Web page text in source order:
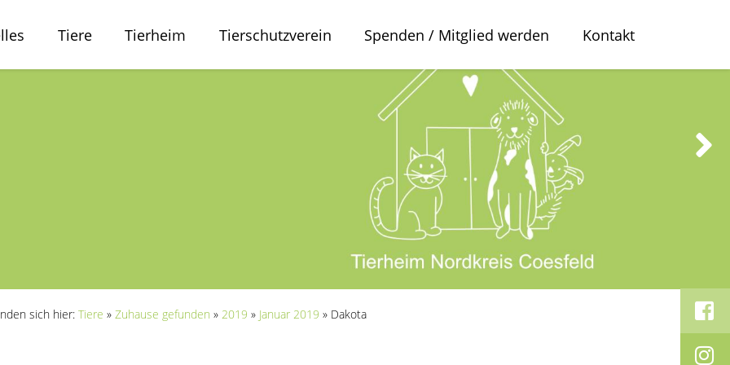
Tiere Tierheim Tierschutzverein Spenden / Mitglied werden Kontakt
sich hier: Tiere » Zuhause gefunden » 2019 » Januar 2019 » Dakota